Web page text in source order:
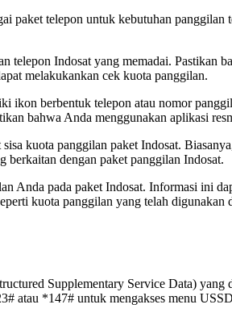
paket telepon untuk kebutuhan
Indosat yang memadai. Pastikan
melakukankan cek kuota panggilan.
berbentuk telepon atau nomor
bahwa Anda menggunakan aplikasi
kuota panggilan paket Indosat.
berkaitan dengan paket panggilan Indosat.
Anda pada paket Indosat. Informasi ini
kuota panggilan yang telah digunakan
Supplementary Service Data)
atau *147# untuk mengakses menu